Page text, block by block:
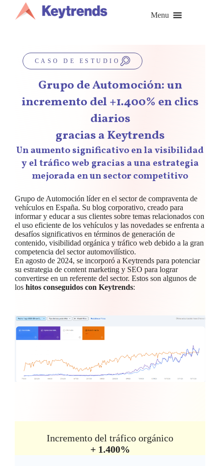
contenido
Menu
CASO DE ESTUDIO
Grupo de Automoción: un
incremento del +1.400% en clics
diarios
gracias a Keytrends
Un aumento significativo en la visibilidad
y el tráfico web gracias a una estrategia
mejorada en un sector competitivo
Grupo de Automoción líder en el sector de compraventa de
vehículos en España. Su blog corporativo, creado para
informar y educar a sus clientes sobre temas relacionados con
el uso eficiente de los vehículos y las novedades se enfrenta a
desafíos significativos en términos de generación de
contenido, visibilidad orgánica y tráfico web debido a la gran
competencia del sector automovilístico.
En agosto de 2024, se incorporó a Keytrends para potenciar
su estrategia de content marketing y SEO para lograr
convertirse en un referente del sector. Estos son algunos de
los hitos conseguidos con Keytrends:
Incremento del tráfico orgánico
+ 1.400%